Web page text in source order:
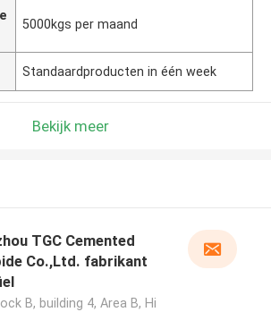
5000kgs per maand
Standaardproducten in één week
Bekijk meer
TGC Cemented
Co.,Ltd. fabrikant
B, building 4, Area B, Hi